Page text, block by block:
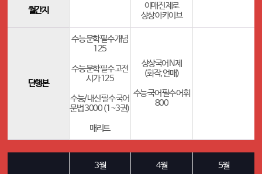
월간지
이매진 제로
상상 아카이브
단행본
수능 문학 필수 개념
125
수능 문학 필수 고전
시가 125
수능/내신 필수 국어
문법 3000 (1~3권)
매리트
상상국어 N제
(화작, 언매)
수능 국어 필수 어휘
800
3월 4월 5월